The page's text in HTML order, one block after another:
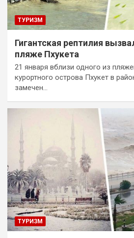
ТУРИЗМ
Гигантская рептилия
пляже Пхукета
21 января вблизи одного из
курортного острова Пхукет в
замечен…
ТУРИЗМ